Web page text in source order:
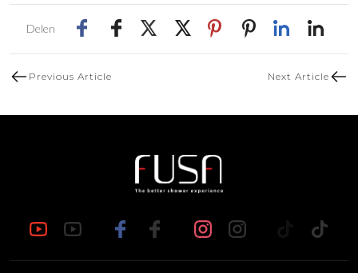
Delen
Previous Article Next Article